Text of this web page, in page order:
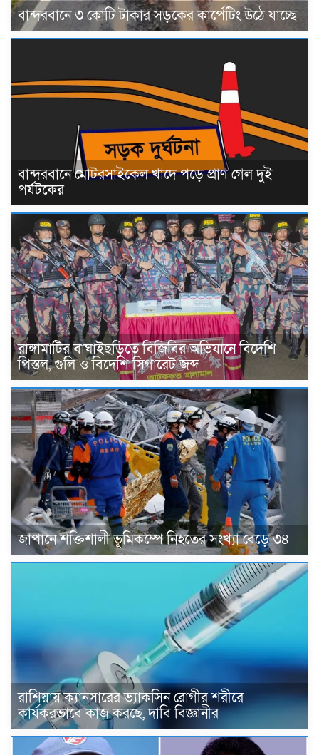
বান্দরবানে ৩ কোটি টাকার সড়কের কার্পেটিং উঠে যাচ্ছে
বান্দরবানে মোটরসাইকেল খাদে পড়ে প্রাণ গেল দুই
পর্যটকের
রাঙ্গামাটির বাঘাইছড়িতে বিজিবির অভিযানে বিদেশি
পিস্তল, গুলি ও বিদেশি সিগারেট জব্দ
জাপানে শক্তিশালী ভূমিকম্পে নিহতের সংখ্যা বেড়ে ৩৪
রাশিয়ায় ক্যানসারের ভ্যাকসিন রোগীর শরীরে
কার্যকরভাবে কাজ করছে, দাবি বিজ্ঞানীর